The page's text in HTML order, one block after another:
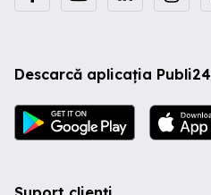
Descarcă aplicația Publi24